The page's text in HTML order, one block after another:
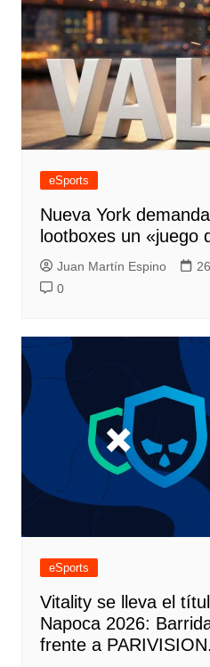
eSports
Nueva York
lootboxes un «juego
Juan Martín Espino
0
eSports
Vitality se lleva el
Napoca 2026:
frente a PARIVISION.